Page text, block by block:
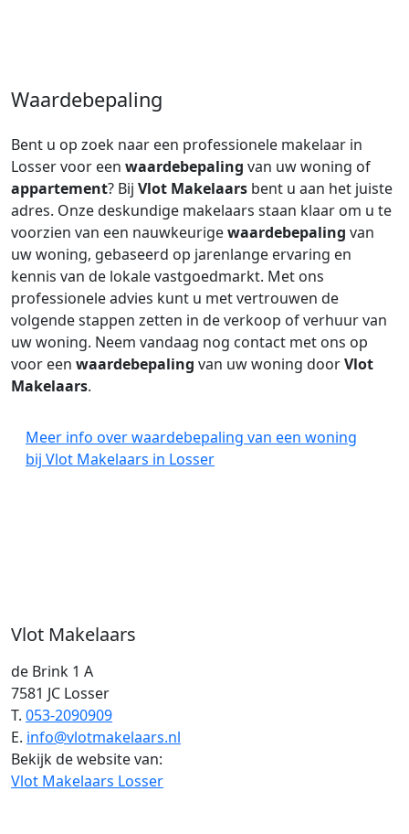
Vlot Makelaars
de Brink 1 A
7581 JC Losser
T. 053-2090909
E. info@vlotmakelaars.nl
Bekijk de website van:
Vlot Makelaars Losser
Waardebepaling
Bent u op zoek naar een professionele makelaar in
Losser voor een waardebepaling van uw woning of
appartement? Bij Vlot Makelaars bent u aan het juiste
adres. Onze deskundige makelaars staan klaar om u te
voorzien van een nauwkeurigewaardebepaling van
uw woning, gebaseerd op jarenlange ervaring en
kennis van de lokale vastgoedmarkt. Met ons
professionele advies kunt u met vertrouwen de
volgende stappen zetten in de verkoop of verhuur van
uw woning. Neem vandaag nog contact met ons op
voor een waardebepaling van uw woning doorVlot
Makelaars.
Meer info over waardebepaling van een woning
bij Vlot Makelaars in Losser